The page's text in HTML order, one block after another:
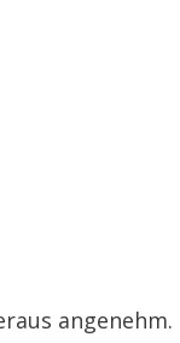
angenehm.